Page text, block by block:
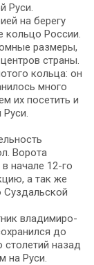
Руси.
на берегу
кольцо России.
размеры,
страны.
кольца: он
много
их посетить и
Ворота
начале 12-го
а так же
Суздальской
владимиро-
до
назад
на Руси.